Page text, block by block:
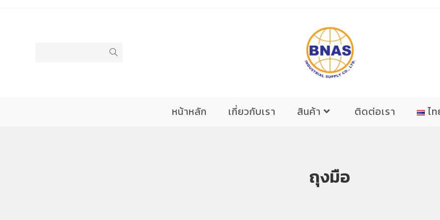
หน้าหลัก เกี่ยวกับเรา สินค้า ติดต่อเรา ไ
ถุงมือ